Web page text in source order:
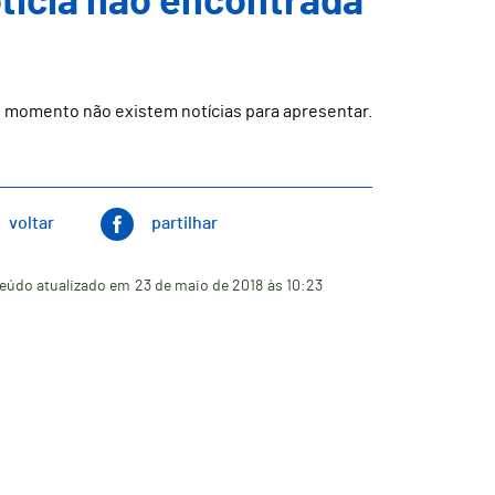
não existem notícias para apresentar.
voltar partilhar
atualizado em 23 de maio de 2018 às 10:23